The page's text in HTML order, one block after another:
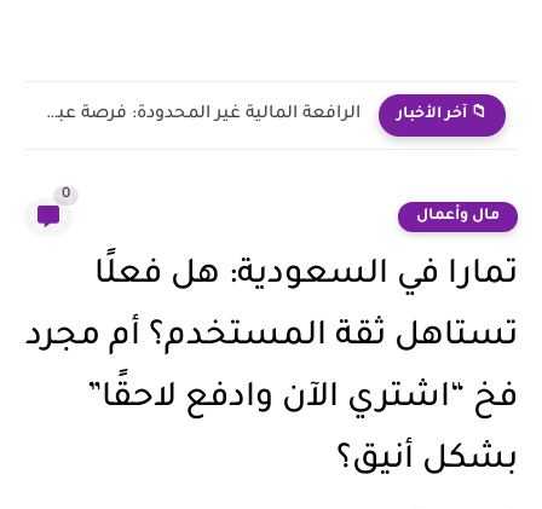
📁 آخر الأخبار أفضل استثمار بمبلغ بسيط في الإمارات 2026؟ الدليل الحقيقي بعيدًا...
مال وأعمال
0
تمارا في السعودية: هل فعلًا
تستاهل ثقة المستخدم؟ أم مجرد
فخ “اشتري الآن وادفع لاحقًا”
بشكل أنيق؟